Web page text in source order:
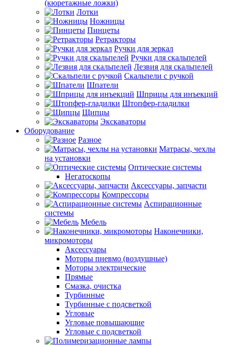
(кюретажные ложки)
Лотки
Ножницы
Пинцеты
Ретракторы
Ручки для зеркал
Ручки для скальпелей
Лезвия для скальпелей
Скальпели с ручкой
Шпатели
Шприцы для инъекций
Штопфер-гладилки
Щипцы
Экскаваторы
Оборудование
Разное
Матрасы, чехлы
на установки
Оптические системы
Негатоскопы
Аксессуары, запчасти
Компрессоры
Аспирационные
системы
Мебель
Наконечники,
микромоторы
Аксессуары
Моторы пневмо (воздушные)
Моторы электрические
Прямые
Смазка, очистка
Турбинные
Турбинные с подсветкой
Угловые
Угловые повышающие
Угловые с подсветкой